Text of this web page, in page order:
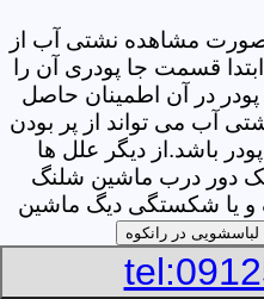
مشاهده نشتی آب از
قسمت جا پودری آن را
پودر در آن اطمینان حاصل
آب می تواند از پر بودن
باشد.از دیگر علل ها
دور درب ماشین شلنگ
و یا شکستگی دیگ ماشین
از بیشترین علل های
ماشین های
لباسشویی در رانکوه